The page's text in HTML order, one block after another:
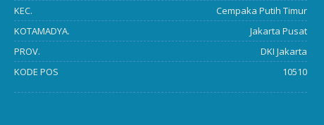
KEC.
Cempaka Putih Timur
KOTAMADYA.
Jakarta Pusat
PROV.
DKI Jakarta
KODE POS
10510